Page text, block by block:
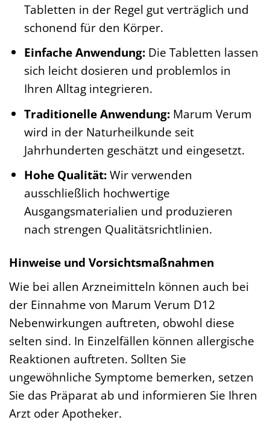
Tabletten in der Regel gut verträglich und
schonend für den Körper.
Einfache Anwendung:Die Tabletten lassen
sich leicht dosieren und problemlos in
Ihren Alltag integrieren.
Traditionelle Anwendung:Marum Verum
wird in der Naturheilkunde seit
Jahrhunderten geschätzt und eingesetzt.
Hohe Qualität:Wir verwenden
ausschließlich hochwertige
Ausgangsmaterialien und produzieren
nach strengen Qualitätsrichtlinien.
Hinweise und Vorsichtsmaßnahmen
Wie bei allen Arzneimitteln können auch bei
der Einnahme von Marum Verum D12
Nebenwirkungen auftreten, obwohl diese
selten sind. In Einzelfällen können allergische
Reaktionen auftreten. Sollten Sie
ungewöhnliche Symptome bemerken, setzen
Sie das Präparat ab und informieren Sie Ihren
Arzt oder Apotheker.